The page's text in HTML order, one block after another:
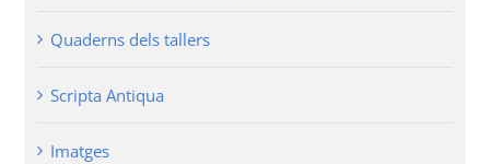
Quaderns dels tallers
Scripta Antiqua
Imatges